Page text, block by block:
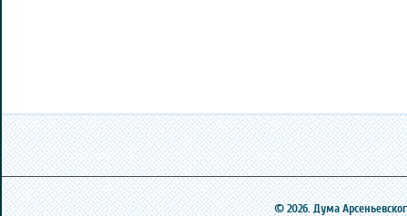
© 2026. Дума